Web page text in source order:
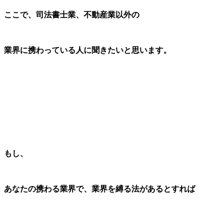
ここで、司法書士業、不動産業以外の
業界に携わっている人に聞きたいと思います。
もし、
あなたの携わる業界で、業界を縛る法があるとすれば